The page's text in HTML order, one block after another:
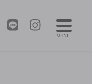
MENU